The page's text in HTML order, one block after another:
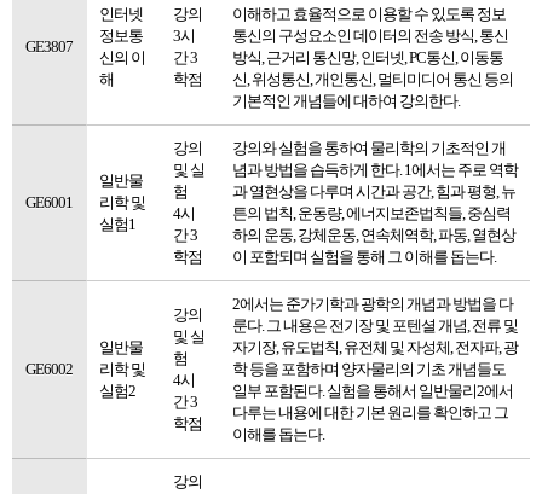
GE3807
인터넷
정보통
신의 이
해
강의
3시
간 3
학점
이해하고 효율적으로 이용할 수 있도록 정보
통신의 구성요소인 데이터의 전송 방식, 통신
방식, 근거리 통신망, 인터넷, PC통신, 이동통
신, 위성통신, 개인통신, 멀티미디어 통신 등의
기본적인 개념들에 대하여 강의한다.
GE6001
일반물
리학 및
실험1
강의
및 실
험
4시
간 3
학점
강의와 실험을 통하여 물리학의 기초적인 개
념과 방법을 습득하게 한다. 1에서는 주로 역학
과 열현상을 다루며 시간과 공간, 힘과 평형, 뉴
튼의 법칙, 운동량, 에너지보존법칙들, 중심력
하의 운동, 강체운동, 연속체역학, 파동, 열현상
이 포함되며 실험을 통해 그 이해를 돕는다.
GE6002
일반물
리학 및
실험2
강의
및 실
험
4시
간 3
학점
2에서는 준가기학과 광학의 개념과 방법을 다
룬다. 그 내용은 전기장 및 포텐셜 개념, 전류 및
자기장, 유도법칙, 유전체 및 자성체, 전자파, 광
학 등을 포함하며 양자물리의 기초 개념들도
일부 포함된다. 실험을 통해서 일반물리2에서
다루는 내용에 대한 기본 원리를 확인하고 그
이해를 돕는다.
강의